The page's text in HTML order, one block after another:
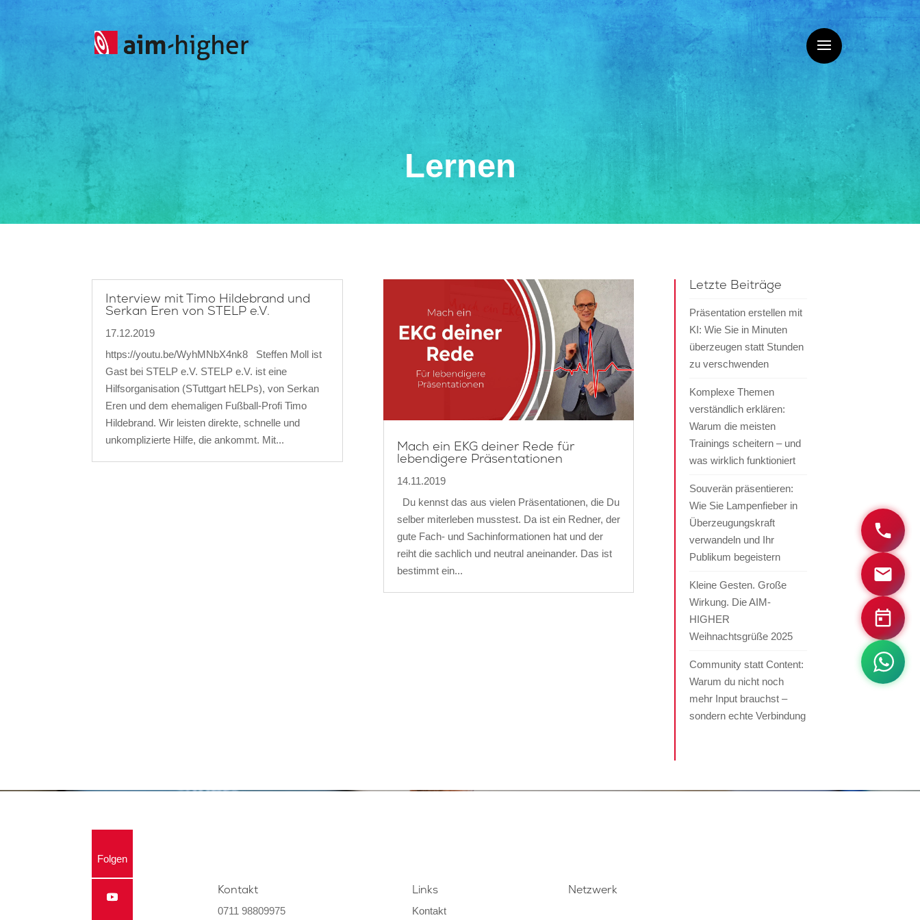
Lernen
Interview mit Timo Hildebrand und
Serkan Eren von STELP e.V.
17.12.2019
https://youtu.be/WyhMNbX4nk8 Steffen Moll ist
Gast bei STELP e.V. STELP e.V. ist eine
Hilfsorganisation (STuttgart hELPs), von Serkan
Eren und dem ehemaligen Fußball-Profi Timo
Hildebrand. Wir leisten direkte, schnelle und
unkomplizierte Hilfe, die ankommt. Mit...
Mach ein EKG deiner Rede für
lebendigere Präsentationen
14.11.2019
Du kennst das aus vielen Präsentationen, die Du
selber miterleben musstest. Da ist ein Redner, der
gute Fach- und Sachinformationen hat und der
reiht die sachlich und neutral aneinander. Das ist
bestimmt ein...
Letzte Beiträge
Präsentation erstellen mit
KI: Wie Sie in Minuten
überzeugen statt Stunden
zu verschwenden
Komplexe Themen
verständlich erklären:
Warum die meisten
Trainings scheitern – und
was wirklich funktioniert
Souverän präsentieren:
Wie Sie Lampenfieber in
Überzeugungskraft
verwandeln und Ihr
Publikum begeistern
Kleine Gesten. Große
Wirkung. Die AIM-
HIGHER
Weihnachtsgrüße 2025
Community statt Content:
Warum du nicht noch
mehr Input brauchst –
sondern echte Verbindung
Folgen
Kontakt
0711 98809975
Links
Kontakt
Netzwerk